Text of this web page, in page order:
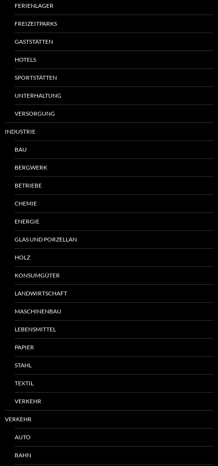
FERIENLAGER
FREIZEITPARKS
GASTSTÄTTEN
HOTELS
SPORTSTÄTTEN
UNTERHALTUNG
VERSORGUNG
INDUSTRIE
BAU
BERGWERK
BETRIEBE
CHEMIE
ENERGIE
GLAS UND PORZELLAN
HOLZ
KONSUMGÜTER
LANDWIRTSCHAFT
MASCHINENBAU
LEBENSMITTEL
PAPIER
STAHL
TEXTIL
VERKEHR
VERKEHR
AUTO
BAHN